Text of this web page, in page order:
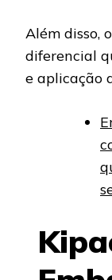
Além disso,
diferencial
e aplicação